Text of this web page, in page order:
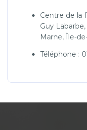
Centre de la
Guy
Marne, Île-
Téléphone :